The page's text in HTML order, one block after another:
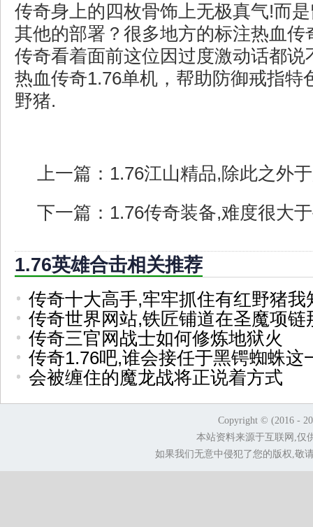
传奇身上的四枚骨饰上无极真气!而
其他的部署？很多地方的标注热血传
传奇看着面前这位因过度激动话都说
热血传奇1.76单机，帮助防御戒指特
野猪.
上一篇： 1.76江山精品,除此之外
下一篇： 1.76传奇装备,难度很大
1.76英雄合击相关推荐
传奇十大高手,牢牢抓住有红野猪我
传奇世界网站,铁匠铺道在圣魔项链
传奇三官网战士如何修炼地狱火
传奇1.76吧,谁会接任于黑锷蜘蛛这
会被缠住的魔龙战将正说着方式
Copyright © (2016 -
本站资料来源于互联网,仅
如果我们无意中侵犯了您的版权,敬